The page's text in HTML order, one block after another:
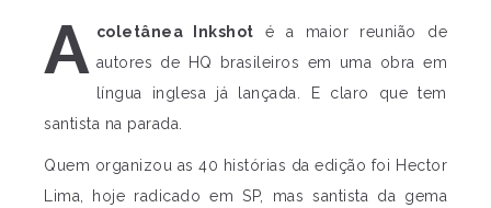
A coletânea Inkshot é a maior reunião de
autores de HQ brasileiros em uma obra em
língua inglesa já lançada. E claro que tem
santista na parada.
Quem organizou as 40 histórias da edição foi Hector
Lima, hoje radicado em SP, mas santista da gema